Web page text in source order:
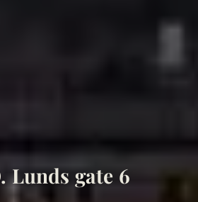
Lunds gate 6